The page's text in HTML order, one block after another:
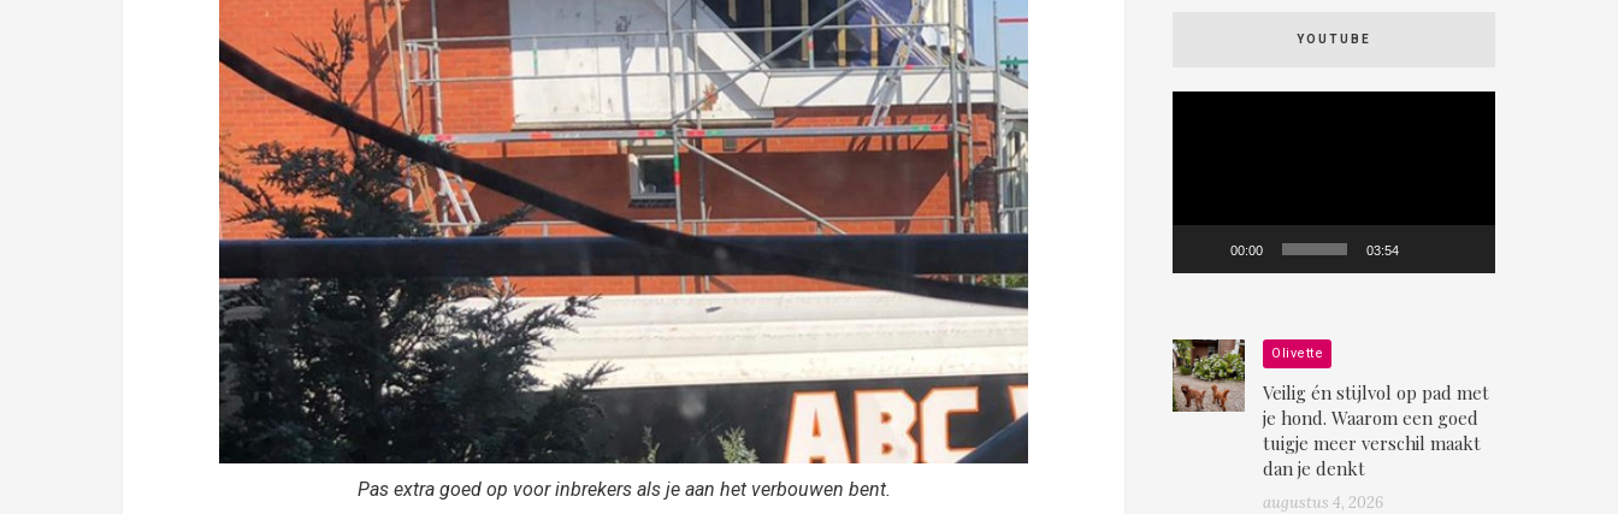
Pas extra goed op voor inbrekers als je aan het verbouwen bent.
YOUTUBE
00:00 03:54
Olivette
Veilig én stijlvol op pad met
je hond. Waarom een goed
tuigje meer verschil maakt
dan je denkt
augustus 4, 2026